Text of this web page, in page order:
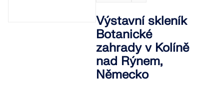
Výstavní skleník
Botanické
zahrady v Kolíně
nad Rýnem,
Německo